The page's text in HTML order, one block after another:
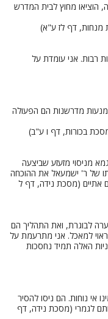
מחוץ לבית המדרש
מנחות, דף לז ע"א)
רבות. אני עומדת על
מדרשנות הם הפעולה
בכורות, דף ו ע"ב)
מניסוי מזעזע שביצעה
של ר' ישמעאל את ההוכחה
אתיים (מסכת נידה, דף ל
לבוגרת, ואת התהליך הם
למאכל. אני מתרעמת על
האלה תמיד נחסכות
אי נוחות. הם ניסו להסיר
לגמרי (מסכת נידה, דף